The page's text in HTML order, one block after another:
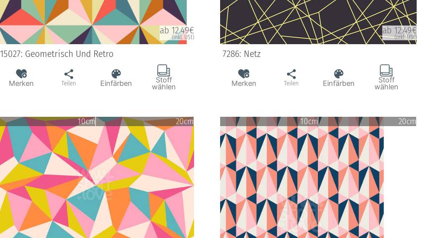
ab 12.49€
(inkl. USt)
15027: Geometrisch Und Retro
Merken Teilen Einfärben Stoff
wählen
ab 12.49€
(inkl. USt)
7286: Netz
Merken Teilen Einfärben Stoff
wählen
10cm 20cm 10cm 20cm